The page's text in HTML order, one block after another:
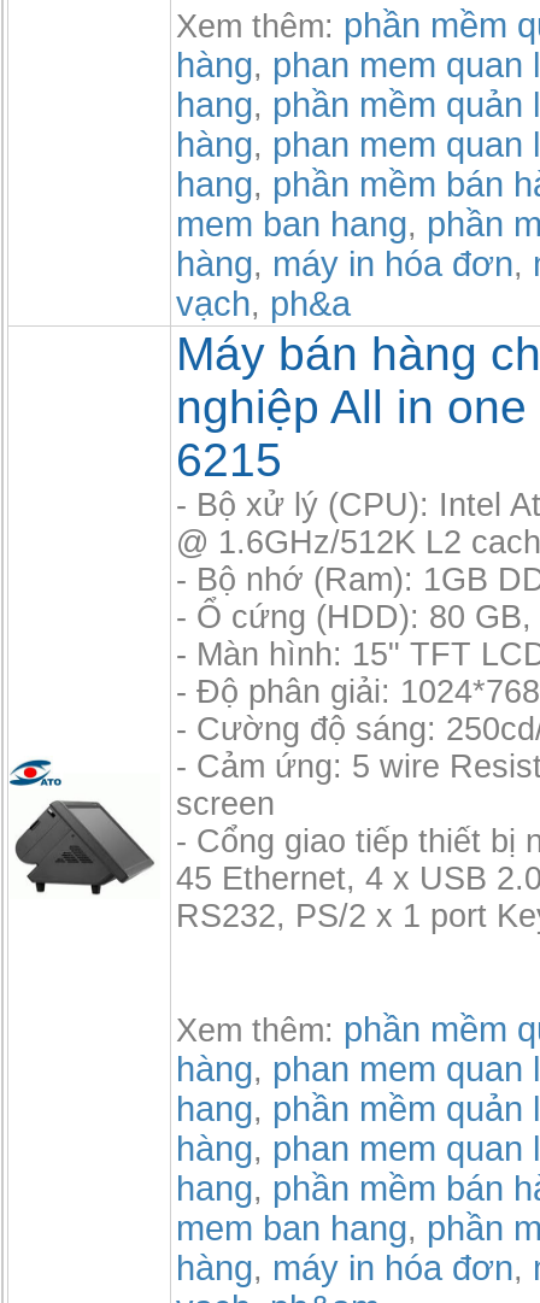
Xem thêm: phần mềm
hàng, phan mem quan
hang, phần mềm quản
hàng, phan mem quan
hang, phần mềm bán
mem ban hang, phần
hàng, máy in hóa đơn,
vạch, ph&a
Máy bán hàng
nghiệp All in one
6215
- Bộ xử lý (CPU): Intel
@ 1.6GHz/512K L2
- Bộ nhớ (Ram): 1GB
- Ổ cứng (HDD): 80 GB,
- Màn hình: 15" TFT
- Độ phân giải:
- Cường độ sáng:
- Cảm ứng: 5 wire
screen
- Cổng giao tiếp thiết bị
45 Ethernet, 4 x USB
RS232, PS/2 x 1 port
Xem thêm: phần mềm
hàng, phan mem quan
hang, phần mềm quản
hàng, phan mem quan
hang, phần mềm bán
mem ban hang, phần
hàng, máy in hóa đơn,